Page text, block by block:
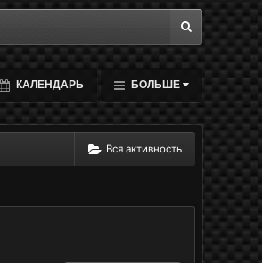
КАЛЕНДАРЬ БОЛЬШЕ
Вся активность